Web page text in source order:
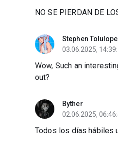
NO SE PIERDAN DE
Stephen Tolulope
03.06.2025,
Wow, Such an
out?
Byther
02.06.2025,
Todos los días hábiles